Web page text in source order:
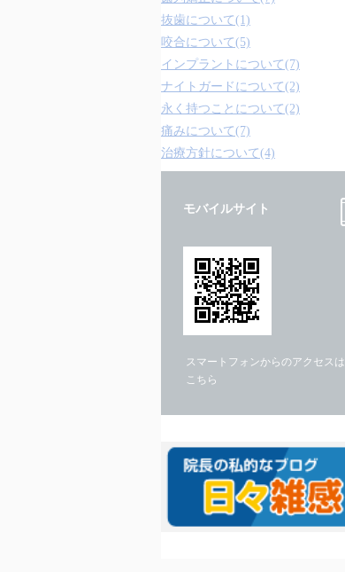
抜歯について(1)
咬合について(5)
インプラントについて(7)
ナイトガードについて(2)
永く持つことについて(2)
痛みについて(7)
治療方針について(4)
モバイルサイト
スマートフォンからのアクセスは
こちら